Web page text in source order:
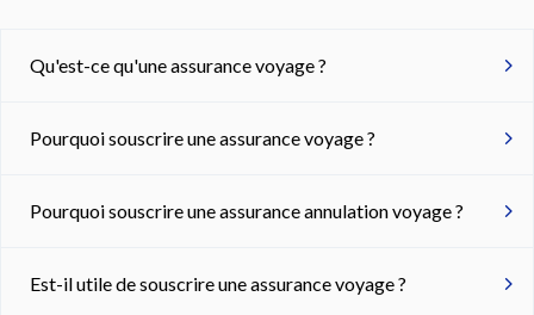
Qu'est-ce qu'une assurance voyage ?
Pourquoi souscrire une assurance voyage ?
Pourquoi souscrire une assurance annulation voyage ?
Est-il utile de souscrire une assurance voyage ?